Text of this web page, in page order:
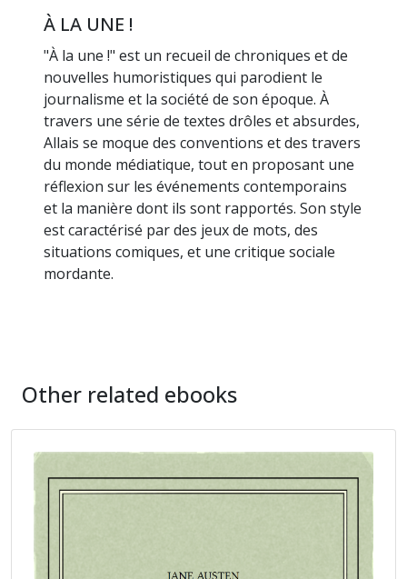
À LA UNE !
"À la une !" est un recueil de chroniques et de
nouvelles humoristiques qui parodient le
journalisme et la société de son époque. À
travers une série de textes drôles et absurdes,
Allais se moque des conventions et des travers
du monde médiatique, tout en proposant une
réflexion sur les événements contemporains
et la manière dont ils sont rapportés. Son style
est caractérisé par des jeux de mots, des
situations comiques, et une critique sociale
mordante.
Other related ebooks